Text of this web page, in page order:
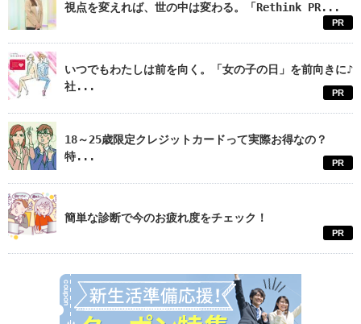
視点を変えれば、世の中は変わる。「Rethink PR...
PR
いつでもわたしは前を向く。「女の子の日」を前向きに♪
社...
PR
18～25歳限定クレジットカードって実際お得なの？
特...
PR
簡単な診断で今のお疲れ度をチェック！
PR